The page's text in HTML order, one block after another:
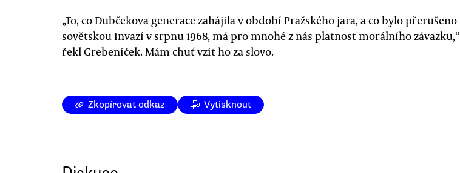
„To, co Dubčekova generace zahájila v období Pražského jara, a co bylo přerušeno
sovětskou invazí v srpnu 1968, má pro mnohé z nás platnost morálního závazku,“
řekl Grebeníček. Mám chuť vzít ho za slovo.
Zkopírovat odkaz Vytisknout